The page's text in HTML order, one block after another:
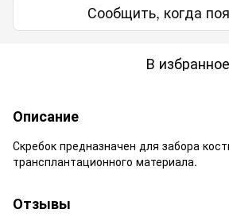
Сообщить, когда
В избранное
Описание
Скребок предназначен для забора
трансплантационного материала.
Отзывы